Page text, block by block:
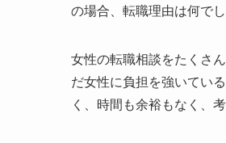
の場合、転職理由は何で
女性の転職相談をたくさ
だ女性に負担を強いてい
く、時間も余裕もなく、